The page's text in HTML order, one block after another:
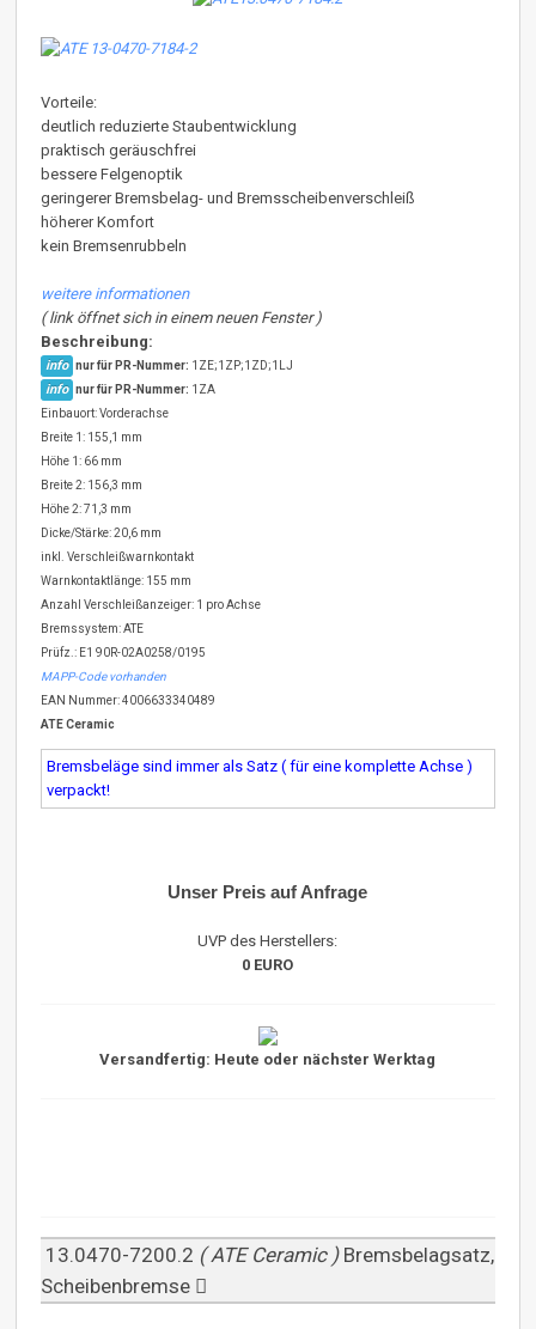
Vorteile:
deutlich reduzierte Staubentwicklung
praktisch geräuschfrei
bessere Felgenoptik
geringerer Bremsbelag- und Bremsscheibenverschleiß
höherer Komfort
kein Bremsenrubbeln
weitere informationen
( link öffnet sich in einem neuen Fenster )
Beschreibung:
info nur für PR-Nummer: 1ZE;1ZP;1ZD;1LJ
info nur für PR-Nummer: 1ZA
Einbauort: Vorderachse
Breite 1: 155,1 mm
Höhe 1: 66 mm
Breite 2: 156,3 mm
Höhe 2: 71,3 mm
Dicke/Stärke: 20,6 mm
inkl. Verschleißwarnkontakt
Warnkontaktlänge: 155 mm
Anzahl Verschleißanzeiger: 1 pro Achse
Bremssystem: ATE
Prüfz.: E1 90R-02A0258/0195
MAPP-Code vorhanden
EAN Nummer: 4006633340489
ATE Ceramic
Bremsbeläge sind immer als Satz ( für eine komplette Achse )
verpackt!
Unser Preis auf Anfrage
UVP des Herstellers:
0 EURO
Versandfertig: Heute oder nächster Werktag
13.0470-7200.2 ( ATE Ceramic ) Bremsbelagsatz,
Scheibenbremse